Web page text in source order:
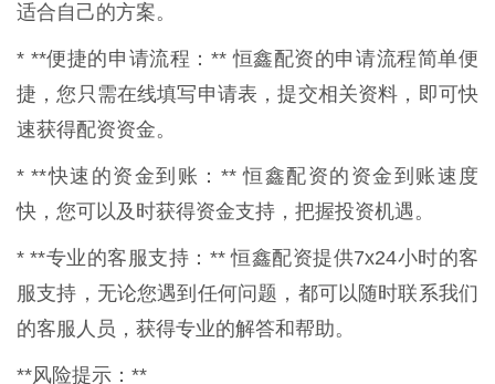
适合自己的方案。
* **便捷的申请流程：** 恒鑫配资的申请流程简单便
捷，您只需在线填写申请表，提交相关资料，即可快
速获得配资资金。
* **快速的资金到账：** 恒鑫配资的资金到账速度
快，您可以及时获得资金支持，把握投资机遇。
* **专业的客服支持：** 恒鑫配资提供7x24小时的客
服支持，无论您遇到任何问题，都可以随时联系我们
的客服人员，获得专业的解答和帮助。
**风险提示：**